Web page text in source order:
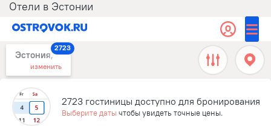
Отели в Эстонии
Эстония,
2723
изменить
2723 гостиницы доступно для бронирования
Выберите даты чтобы увидеть точные цены.